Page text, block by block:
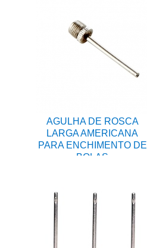
AGULHA DE ROSCA
LARGA AMERICANA
PARA ENCHIMENTO DE
BOLAS